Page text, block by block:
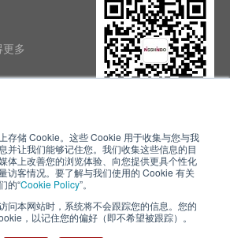
存储 Cookie。这些 Cookie 用于收集与您与我
并让我们能够记住您。我们收集这些信息的目
体上改善您的浏览体验、向您提供更具个性化
访客情况。要了解与我们使用的 Cookie 有关
的“Cookie Policy”。
问本网站时，系统将不会跟踪您的信息。您的
，以记住您的偏好（即不希望被跟踪）。
多
使用条款
网站地图